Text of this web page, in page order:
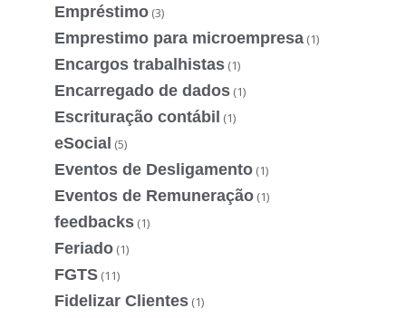
Empréstimo (3)
Emprestimo para microempresa (1)
Encargos trabalhistas (1)
Encarregado de dados (1)
Escrituração contábil (1)
eSocial (5)
Eventos de Desligamento (1)
Eventos de Remuneração (1)
feedbacks (1)
Feriado (1)
FGTS (11)
Fidelizar Clientes (1)